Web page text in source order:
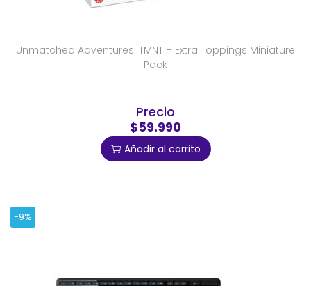
Unmatched Adventures: TMNT – Extra Toppings Miniature
Pack
Precio
$59.990
Añadir al carrito
-9%